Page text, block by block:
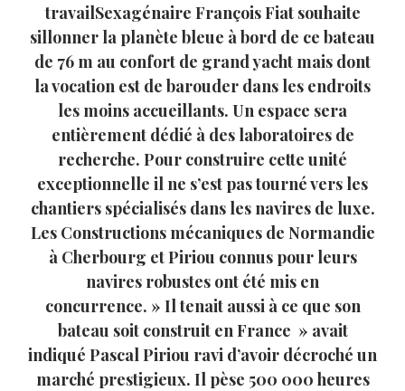
travailSexagénaire François Fiat souhaite
sillonner la planète bleue à bord de ce bateau
de 76 m au confort de grand yacht mais dont
la vocation est de barouder dans les endroits
les moins accueillants. Un espace sera
entièrement dédié à des laboratoires de
recherche. Pour construire cette unité
exceptionnelle il ne s’est pas tourné vers les
chantiers spécialisés dans les navires de luxe.
Les Constructions mécaniques de Normandie
à Cherbourg et Piriou connus pour leurs
navires robustes ont été mis en
concurrence. » Il tenait aussi à ce que son
bateau soit construit en France » avait
indiqué Pascal Piriou ravi d’avoir décroché un
marché prestigieux. Il pèse 500 000 heures